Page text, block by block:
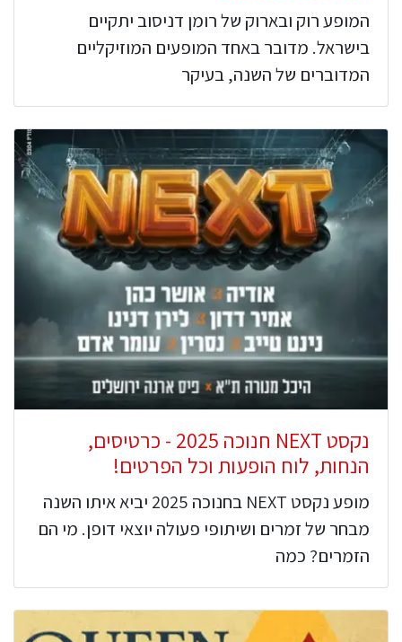
המופע רוק ובארוק של רומן דניסוב יתקיים
בישראל. מדובר באחד המופעים המוזיקליים
המדוברים של השנה, בעיקר
נקסט NEXT חנוכה 2025 - כרטיסים,
הנחות, לוח הופעות וכל הפרטים!
מופע נקסט NEXT בחנוכה 2025 יביא איתו השנה
מבחר של זמרים ושיתופי פעולה יוצאי דופן. מי הם
הזמרים? כמה